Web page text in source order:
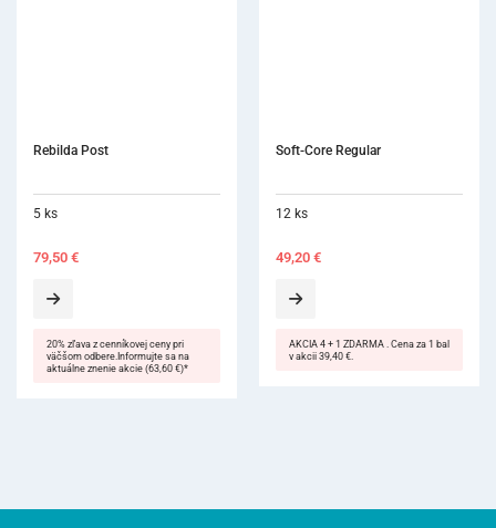
Soft-Core Regular
12 ks
49,20€
AKCIA 4 + 1 ZDARMA . Cena za 1 bal
v akcii 39,40 €.